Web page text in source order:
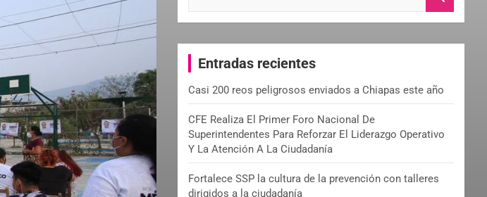
c
Entradas recientes
Casi 200 reos peligrosos enviados a Chiapas este año
CFE Realiza El Primer Foro Nacional De
Superintendentes Para Reforzar El Liderazgo Operativo
Y La Atención A La Ciudadanía
Fortalece SSP la cultura de la prevención con talleres
dirigidos a la ciudadanía